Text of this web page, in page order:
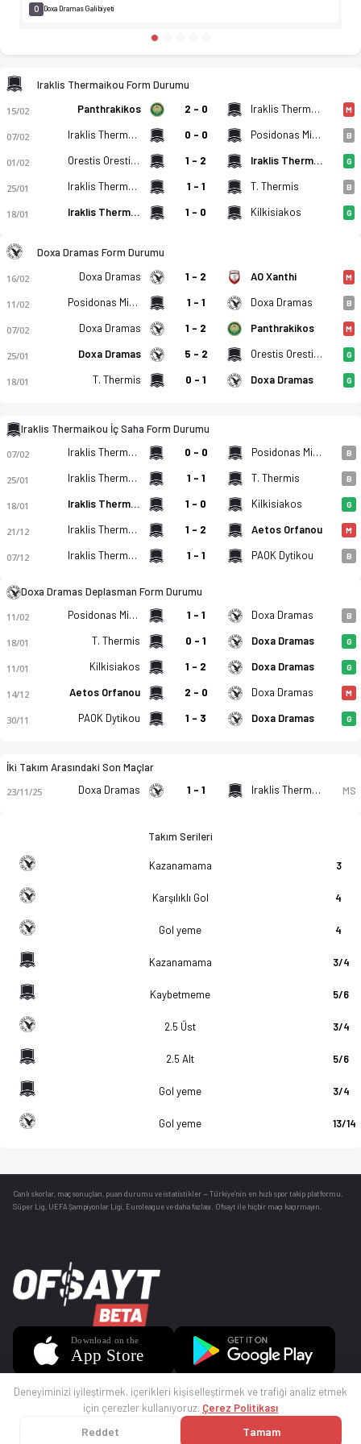
Iraklis Thermaikou - Doxa Dramas 1-0 bitti. Gol anları,
0 Doxa Dramas Galibiyeti
Iraklis Thermaikou Form Durumu
15/02 Panthrakikos 2 - 0 Iraklis Thermaikou M
07/02 Iraklis Thermaikou 0 - 0 Posidonas Michanionas B
01/02 Orestis Orestiadas 1 - 2 Iraklis Thermaikou G
25/01 Iraklis Thermaikou 1 - 1 T. Thermis B
18/01 Iraklis Thermaikou 1 - 0 Kilkisiakos G
Doxa Dramas Form Durumu
16/02 Doxa Dramas 1 - 2 AO Xanthi M
11/02 Posidonas Michanionas 1 - 1 Doxa Dramas B
07/02 Doxa Dramas 1 - 2 Panthrakikos M
25/01 Doxa Dramas 5 - 2 Orestis Orestiadas G
18/01 T. Thermis 0 - 1 Doxa Dramas G
Iraklis Thermaikou İç Saha Form Durumu
07/02 Iraklis Thermaikou 0 - 0 Posidonas Michanionas B
25/01 Iraklis Thermaikou 1 - 1 T. Thermis B
18/01 Iraklis Thermaikou 1 - 0 Kilkisiakos G
21/12 Iraklis Thermaikou 1 - 2 Aetos Orfanou M
07/12 Iraklis Thermaikou 1 - 1 PAOK Dytikou B
Doxa Dramas Deplasman Form Durumu
11/02 Posidonas Michanionas 1 - 1 Doxa Dramas B
18/01 T. Thermis 0 - 1 Doxa Dramas G
11/01 Kilkisiakos 1 - 2 Doxa Dramas G
14/12 Aetos Orfanou 2 - 0 Doxa Dramas M
30/11 PAOK Dytikou 1 - 3 Doxa Dramas G
İki Takım Arasındaki Son Maçlar
23/11/25 Doxa Dramas 1 - 1 Iraklis Thermaikou MS
Takım Serileri
Kazanamama 3
Karşılıklı Gol 4
Gol yeme 4
Kazanamama 3/4
Kaybetmeme 5/6
2.5 Üst 3/4
2.5 Alt 5/6
Gol yeme 3/4
Gol yeme 13/14
Canlı skorlar , maç sonuçları, puan durumu ve istatistikler — Türkiye’nin en hızlı spor takip platformu.
Süper Lig, UEFA Şampiyonlar Ligi, Euroleague ve daha fazlası. Ofsayt ile hiçbir maçı kaçırmayın.
© 2025 Ofsayt
Deneyiminizi iyileştirmek, içerikleri kişiselleştirmek ve trafiği analiz etmek
için çerezler kullanıyoruz. Çerez Politikası
Reddet Tamam